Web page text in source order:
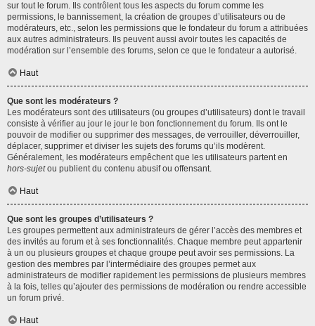
sur tout le forum. Ils contrôlent tous les aspects du forum comme les
permissions, le bannissement, la création de groupes d’utilisateurs ou de
modérateurs, etc., selon les permissions que le fondateur du forum a attribuées
aux autres administrateurs. Ils peuvent aussi avoir toutes les capacités de
modération sur l’ensemble des forums, selon ce que le fondateur a autorisé.
Haut
Que sont les modérateurs ?
Les modérateurs sont des utilisateurs (ou groupes d’utilisateurs) dont le travail
consiste à vérifier au jour le jour le bon fonctionnement du forum. Ils ont le
pouvoir de modifier ou supprimer des messages, de verrouiller, déverrouiller,
déplacer, supprimer et diviser les sujets des forums qu’ils modèrent.
Généralement, les modérateurs empêchent que les utilisateurs partent en
hors-sujetou publient du contenu abusif ou offensant.
Haut
Que sont les groupes d’utilisateurs ?
Les groupes permettent aux administrateurs de gérer l’accès des membres et
des invités au forum et à ses fonctionnalités. Chaque membre peut appartenir
à un ou plusieurs groupes et chaque groupe peut avoir ses permissions. La
gestion des membres par l’intermédiaire des groupes permet aux
administrateurs de modifier rapidement les permissions de plusieurs membres
à la fois, telles qu’ajouter des permissions de modération ou rendre accessible
un forum privé.
Haut